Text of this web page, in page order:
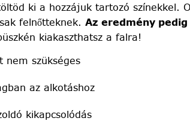
ki a hozzájuk tartozó színekkel.
felnőtteknek. Az eredmény pedig
kiakaszthatsz a falra!
nem szükséges
az alkotáshoz
kikapcsolódás